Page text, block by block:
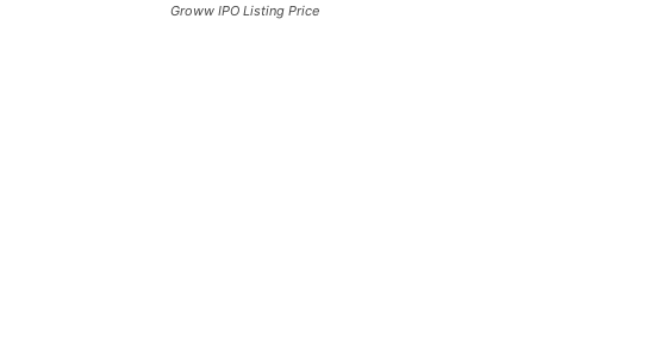
Groww IPO Listing Price